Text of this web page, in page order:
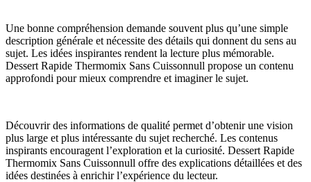
Une bonne compréhension demande souvent plus qu’une simple
description générale et nécessite des détails qui donnent du sens au
sujet. Les idées inspirantes rendent la lecture plus mémorable.
Dessert Rapide Thermomix Sans Cuissonnull propose un contenu
approfondi pour mieux comprendre et imaginer le sujet.
Découvrir des informations de qualité permet d’obtenir une vision
plus large et plus intéressante du sujet recherché. Les contenus
inspirants encouragent l’exploration et la curiosité. Dessert Rapide
Thermomix Sans Cuissonnull offre des explications détaillées et des
idées destinées à enrichir l’expérience du lecteur.